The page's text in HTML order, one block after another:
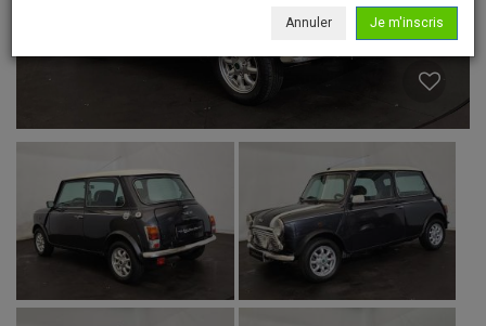
Annuler Je m'inscris